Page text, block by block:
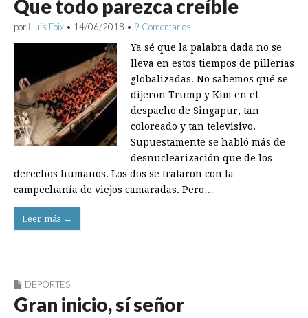
Que todo parezca creíble
por Lluís Foix • 14/06/2018 • 9 Comentarios
Ya sé que la palabra dada no se
lleva en estos tiempos de pillerías
globalizadas. No sabemos qué se
dijeron Trump y Kim en el
despacho de Singapur, tan
coloreado y tan televisivo.
Supuestamente se habló más de
desnuclearización que de los
derechos humanos. Los dos se trataron con la
campechanía de viejos camaradas. Pero…
Leer más →
DEPORTES
Gran inicio, sí señor